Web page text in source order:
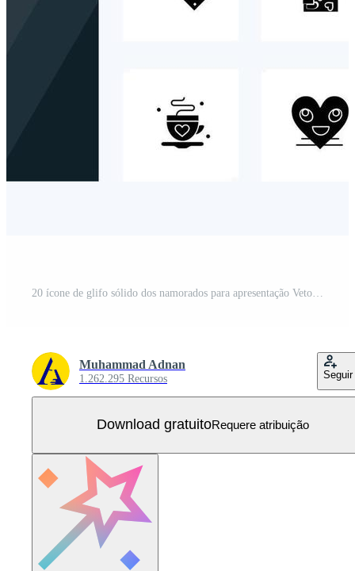
Muhammad Adnan
1.262.295 Recursos Seguir
Download gratuitoRequere atribuição